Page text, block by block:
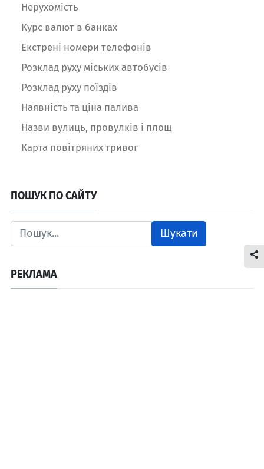
Нерухомість
Курс валют в банках
Екстрені номери телефонів
Розклад руху міських автобусів
Розклад руху поїздів
Наявність та ціна палива
Назви вулиць, провулків і площ
Карта повітряних тривог
ПОШУК ПО САЙТУ
Шукати
РЕКЛАМА